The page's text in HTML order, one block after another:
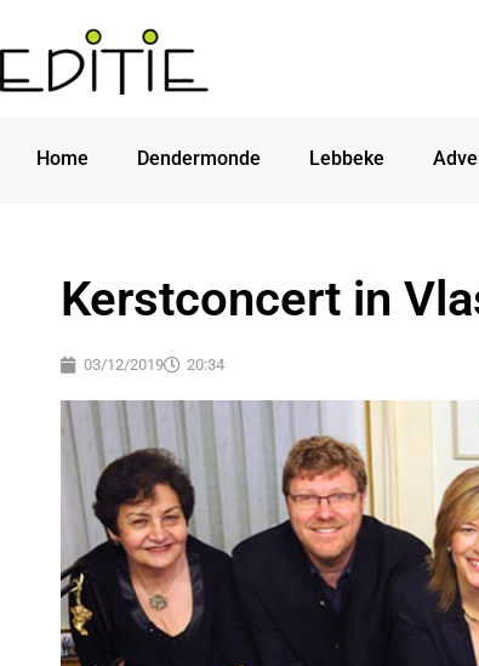
Home Dendermonde Lebbeke
Kerstconcert in
03/12/2019 20:34